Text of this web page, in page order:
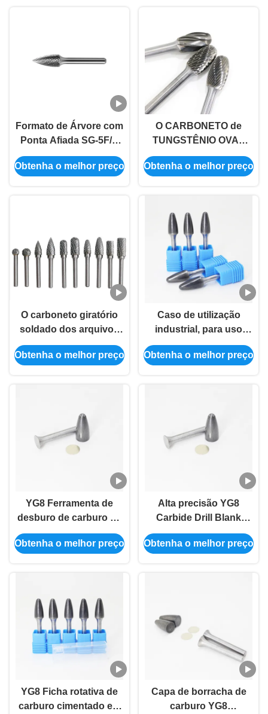
Formato de Árvore com
Ponta Afiada SG-5F/G
Ferramentas Rotativas
de Retificação em Metal
Obtenha o melhor preço
O CARBONETO de
TUNGSTÊNIO OVAL
das FERRAMENTAS de
CORTE da FORMA
SE-5 de 6MM
Obtenha o melhor preço
O carboneto giratório
soldado dos arquivos
do corte dobro esmerila
50000RPM ajustado
Obtenha o melhor preço
Caso de utilização
industrial, para uso
industrial
Obtenha o melhor preço
YG8 Ferramenta de
desburo de carburo de
tungstênio em branco
para corte de moagem
Obtenha o melhor preço
Alta precisão YG8
Carbide Drill Blank
Support Secundária de
afiar a borda
Obtenha o melhor preço
YG8 Ficha rotativa de
carburo cimentado em
Capa de borracha de
carburo YG8